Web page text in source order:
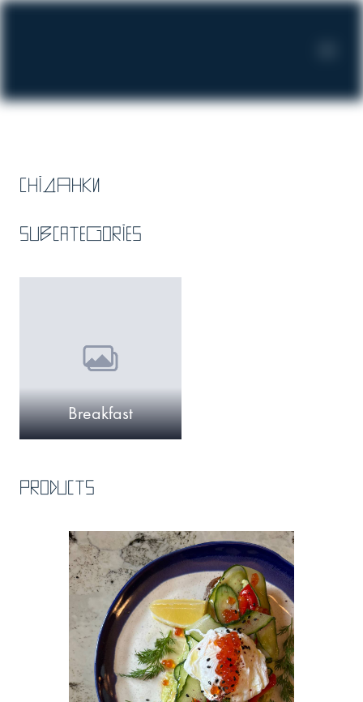
Сніданки
Subcategories
Breakfast
Products